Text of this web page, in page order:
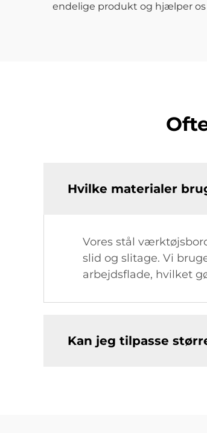
endelige produkt og hjælper
Hvilke materialer
Vores stål
slid og slitage. Vi
arbejdsflade, hvilket
Kan jeg tilpasse